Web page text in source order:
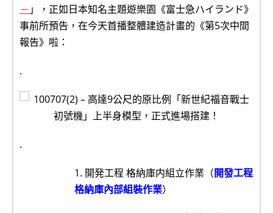
－ 」，正如日本知名主題遊樂園《富士急ハイランド》
事前所預告，在今天首播整體建造計畫的《第5次中間
報告》啦：
.
.
1. 開発工程 格納庫内組立作業（開發工程
格納庫內部組裝作業）